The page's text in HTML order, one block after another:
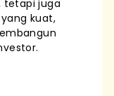
tetapi juga
kuat,